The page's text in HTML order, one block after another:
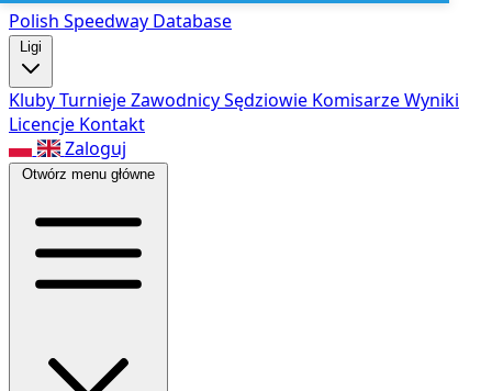
Polish Speedway Database
Ligi
KlubyTurniejeZawodnicySędziowie KomisarzeWyniki
Licencje Kontakt
Zaloguj
Otwórz menu główne